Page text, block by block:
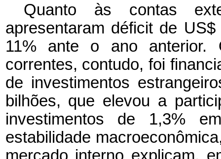
Quanto às contas
apresentaram déficit de
11% ante o ano anterior.
correntes, contudo, foi
de investimentos
bilhões, que elevou a
investimentos de 1,3%
estabilidade
mercado interno explicam,